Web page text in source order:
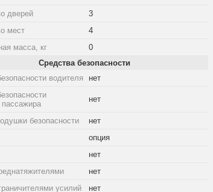
дверей
3
мест
4
масса, кг
0
Средства безопасности
водителя
нет
пассажира
нет
безопасности
нет
опция
нет
нет
усилий
нет